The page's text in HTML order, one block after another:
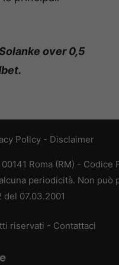
over 0,5
Policy - Disclaimer
Roma (RM) - Codice
periodicità. Non
07.03.2001
riservati - Contattaci